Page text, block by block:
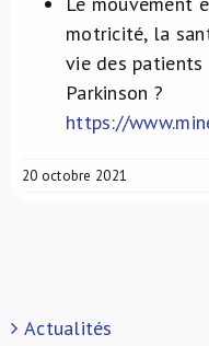
motricité, la
vie des
Parkinson ?
https://
20 octobre 2021
Actualités